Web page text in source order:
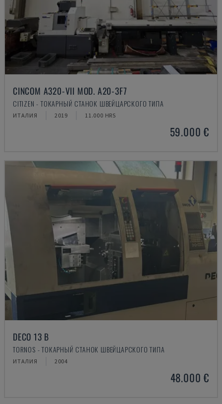
CINCOM A320-VII MOD. A20-3F7
CITIZEN - ТОКАРНЫЙ СТАНОК ШВЕЙЦАРСКОГО ТИПА
ИТАЛИЯ 2019 11.000 HRS
59.000 €
DECO 13 B
TORNOS - ТОКАРНЫЙ СТАНОК ШВЕЙЦАРСКОГО ТИПА
ИТАЛИЯ 2004
48.000 €